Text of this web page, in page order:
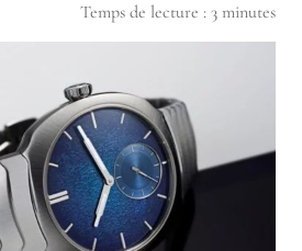
Temps de lecture : 3 minutes